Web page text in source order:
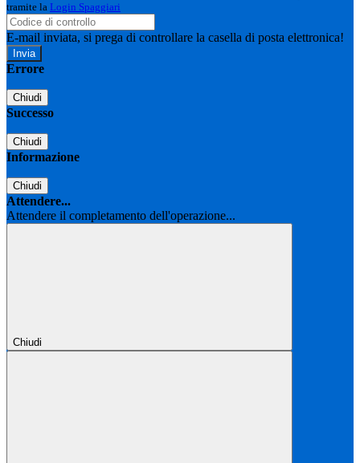
tramite la Login Spaggiari
E-mail inviata, si prega di controllare la casella di posta elettronica!
Errore
Chiudi
Successo
Chiudi
Informazione
Chiudi
Attendere...
Attendere il completamento dell'operazione...
Chiudi